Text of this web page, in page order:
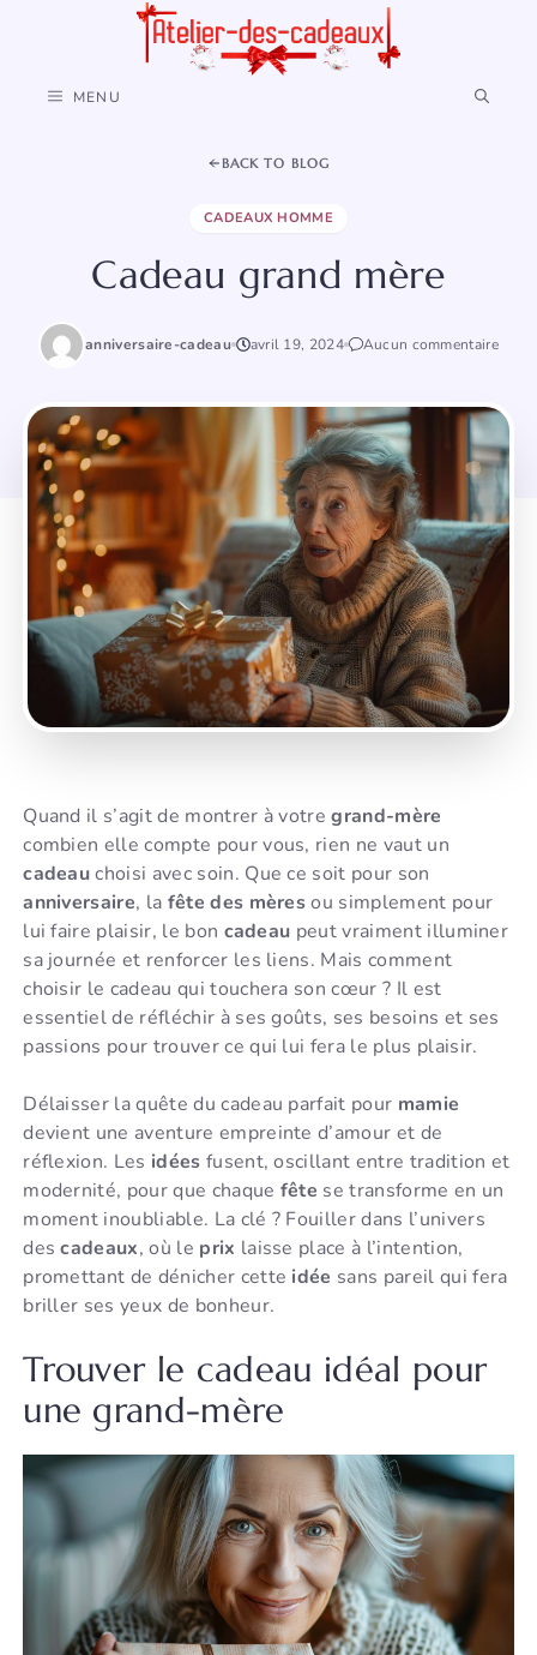
MENU
BACK TO BLOG
CADEAUX HOMME
Cadeau grand mère
anniversaire-cadeau avril 19, 2024 Aucun commentaire
Quand il s’agit de montrer à votregrand-mère
combien elle compte pour vous, rien ne vaut un
cadeauchoisi avec soin. Que ce soit pour son
anniversaire, la fête des mèresou simplement pour
lui faire plaisir, le bon cadeau peut vraiment illuminer
sa journée et renforcer les liens. Mais comment
choisir le cadeau qui touchera son cœur ? Il est
essentiel de réfléchir à ses goûts, ses besoins et ses
passions pour trouver ce qui lui fera le plus plaisir.
Délaisser la quête du cadeau parfait pour mamie
devient une aventure empreinte d’amour et de
réflexion. Les idées fusent, oscillant entre tradition et
modernité, pour que chaque fête se transforme en un
moment inoubliable. La clé ? Fouiller dans l’univers
descadeaux, où le prix laisse place à l’intention,
promettant de dénicher cette idée sans pareil qui fera
briller ses yeux de bonheur.
Trouver le cadeau idéal pour
une grand-mère